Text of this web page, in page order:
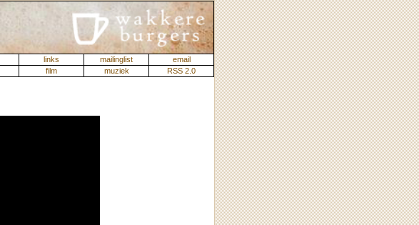
links mailinglist
email
film muziek RSS 2.0